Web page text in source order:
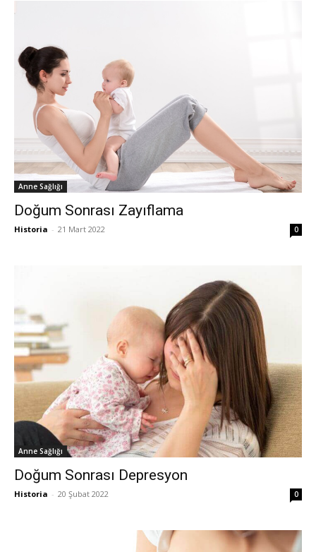
Anne Sağlığı
Doğum Sonrası Zayıflama
Historia - 21 Mart 2022 0
Anne Sağlığı
Doğum Sonrası Depresyon
Historia - 20 Şubat 2022 0